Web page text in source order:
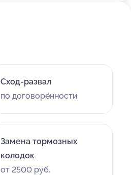
Сход-развал
по договорённости
Замена тормозных
колодок
от 2500 руб.